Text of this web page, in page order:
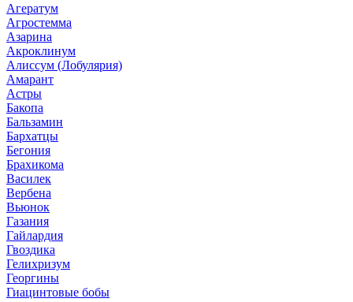
Агератум
Агростемма
Азарина
Акроклинум
Алиссум (Лобулярия)
Амарант
Астры
Бакопа
Бальзамин
Бархатцы
Бегония
Брахикома
Василек
Вербена
Вьюнок
Газания
Гайлардия
Гвоздика
Гелихризум
Георгины
Гиацинтовые бобы